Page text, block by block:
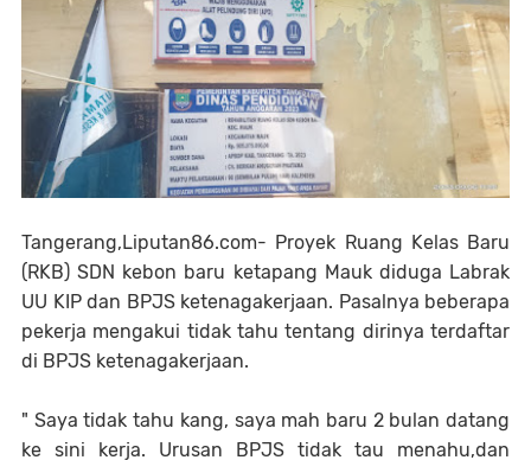
Tangerang,Liputan86.com- Proyek Ruang Kelas Baru
(RKB) SDN kebon baru ketapang Mauk diduga Labrak
UU KIP dan BPJS ketenagakerjaan. Pasalnya beberapa
pekerja mengakui tidak tahu tentang dirinya terdaftar
di BPJS ketenagakerjaan.
" Saya tidak tahu kang, saya mah baru 2 bulan datang
ke sini kerja. Urusan BPJS tidak tau menahu,dan